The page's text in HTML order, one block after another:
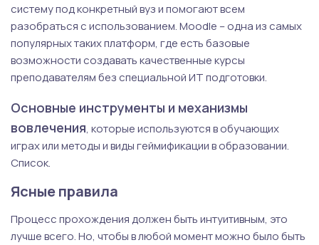
систему под конкретный вуз и помогают всем
разобраться с использованием. Moodle – одна из самых
популярных таких платформ, где есть базовые
возможности создавать качественные курсы
преподавателям без специальной ИТ подготовки.
Основные инструменты и механизмы
вовлечения, которые используются в обучающих
играх или методы и виды геймификации в образовании.
Список.
Ясные правила
Процесс прохождения должен быть интуитивным, это
лучше всего. Но, чтобы в любой момент можно было быть